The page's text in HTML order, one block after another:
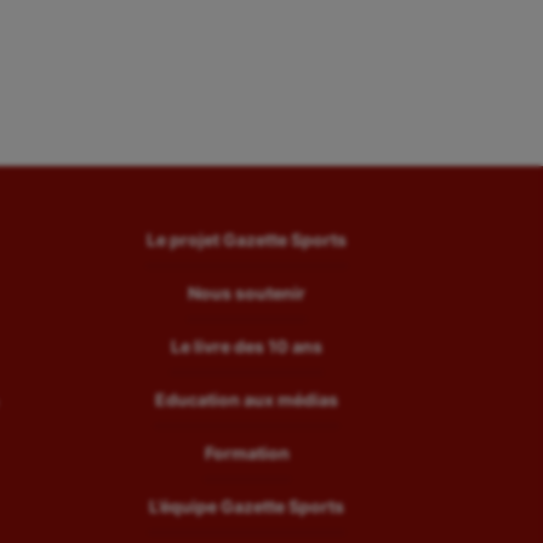
Le projet Gazette Sports
Nous soutenir
Le livre des 10 ans
Education aux médias
Formation
L’équipe Gazette Sports